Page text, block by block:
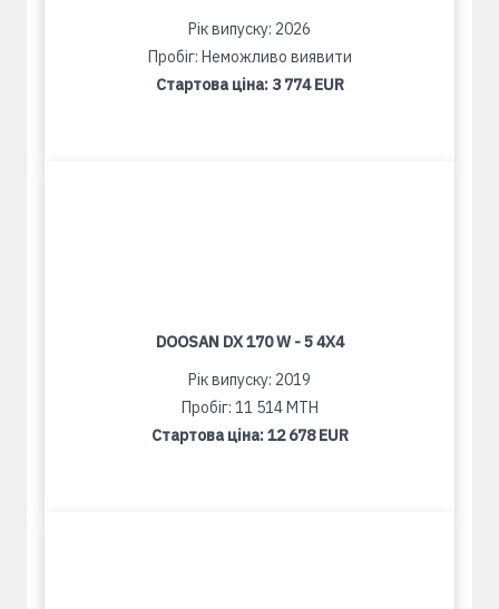
Рік випуску: 2026
Пробіг: Неможливо виявити
Стартова ціна: 3 774 EUR
DOOSAN DX 170 W - 5 4X4
Рік випуску: 2019
Пробіг: 11 514 MTH
Стартова ціна:12 678 EUR